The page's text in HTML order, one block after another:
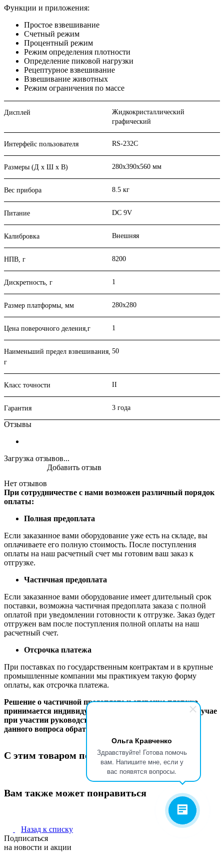
Ольга Кравченко
Здравствуйте! Готова помочь
вам. Напишите мне, если у
вас появятся вопросы.
Функции и приложения:
Простое взвешивание
Счетный режим
Процентный режим
Режим определения плотности
Определение пиковой нагрузки
Рецептурное взвешивание
Взвешивание животных
Режим ограничения по массе
Дисплей
Жидкокристаллический
графический
Интерфейс пользователя RS-232C
Размеры (Д х Ш х В) 280х390х560 мм
Вес прибора 8.5 кг
Питание DC 9V
Калибровка Внешняя
НПВ, г 8200
Дискретность, г 1
Размер платформы, мм 280x280
Цена поверочного деления,г 1
Наименьший предел взвешивания,
г
50
Класс точности II
Гарантия 3 года
Отзывы
Загрузка отзывов...
Нет отзывов
Добавить отзыв
При сотрудничестве с нами возможен различный порядок
оплаты:
Полная предоплата
Если заказанное вами оборудование уже есть на складе, вы
оплачиваете его полную стоимость. После поступления
оплаты на наш расчетный счет мы готовим ваш заказ к
отгрузке.
Частичная предоплата
Если заказанное вами оборудование имеет длительный срок
поставки, возможна частичная предоплата заказа с полной
оплатой при уведомлении готовности к отгрузке. Заказ будет
отгружен вам после поступления полной оплаты на наш
расчетный счет.
Отсрочка платежа
При поставках по государственным контрактам и в крупные
промышленные компании мы практикуем такую форму
оплаты, как отсрочка платежа.
Решение о частичной предоплате и отсрочке платежа
принимается индивидуально в каждом конкретном случае
при участии руководства компании. Для обсуждения
данного вопроса обратитесь к вашему менеджеру.
С этим товаром покупают
Вам также может понравиться
Назад к списку
Подписаться
на новости и акции